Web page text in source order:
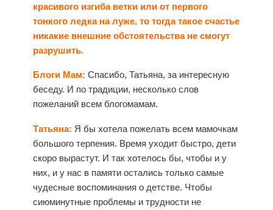
красивого изгиба ветки или от первого
тонкого ледка на луже, то тогда такое счастье
никакие внешние обстоятельства не смогут
разрушить.
Блоги Мам: Спасибо, Татьяна, за интересную
беседу. И по традиции, несколько слов
пожеланий всем блогомамам.
Татьяна: Я бы хотела пожелать всем мамочкам
большого терпения. Время уходит быстро, дети
скоро вырастут. И так хотелось бы, чтобы и у
них, и у нас в памяти остались только самые
чудесные воспоминания о детстве. Чтобы
сиюминутные проблемы и трудности не